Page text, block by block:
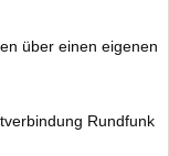
über einen eigenen
Rundfunk